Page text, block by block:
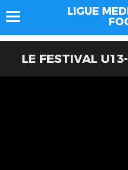
LIGUE
LE FESTIVAL